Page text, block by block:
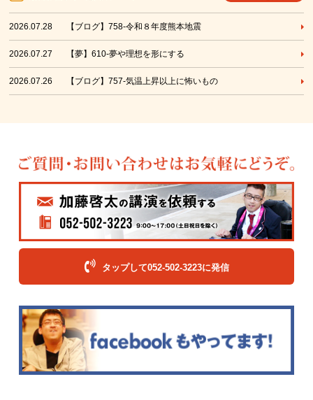
2026.07.28 【ブログ】758-令和８年度熊本地震
2026.07.27 【夢】610-夢や理想を形にする
2026.07.26 【ブログ】757-気温上昇以上に怖いもの
タップして052-502-3223に発信